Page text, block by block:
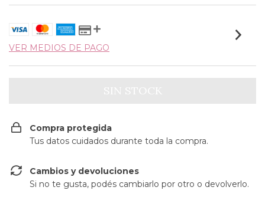
VER MEDIOS DE PAGO
Compra protegida
Tus datos cuidados durante toda la compra.
Cambios y devoluciones
Si no te gusta, podés cambiarlo por otro o devolverlo.